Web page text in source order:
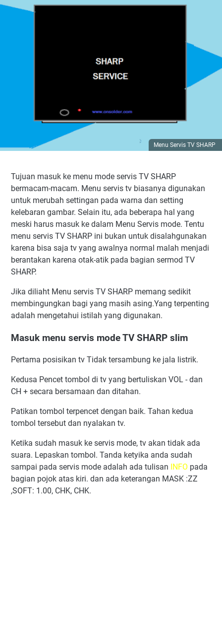
Macam-macam cara masuk menu Servis Mode TV SHARP
Menu Servis TV SHARP
Tujuan masuk ke menu mode servis TV SHARP
bermacam-macam. Menu servis tv biasanya digunakan
untuk merubah settingan pada warna dan setting
kelebaran gambar. Selain itu, ada beberapa hal yang
meski harus masuk ke dalam Menu Servis mode. Tentu
menu servis TV SHARP ini bukan untuk disalahgunakan
karena bisa saja tv yang awalnya normal malah menjadi
berantakan karena otak-atik pada bagian sermod TV
SHARP.
Jika diliaht Menu servis TV SHARP memang sedikit
membingungkan bagi yang masih asing.Yang terpenting
adalah mengetahui istilah yang digunakan.
Masuk menu servis mode TV SHARP slim
Pertama posisikan tv Tidak tersambung ke jala listrik.
Kedusa Pencet tombol di tv yang bertuliskan VOL - dan
CH + secara bersamaan dan ditahan.
Patikan tombol terpencet dengan baik. Tahan kedua
tombol tersebut dan nyalakan tv.
Ketika sudah masuk ke servis mode, tv akan tidak ada
suara. Lepaskan tombol. Tanda ketyika anda sudah
sampai pada servis mode adalah ada tulisan INFO pada
bagian pojok atas kiri. dan ada keterangan MASK :ZZ
,SOFT: 1.00, CHK, CHK.